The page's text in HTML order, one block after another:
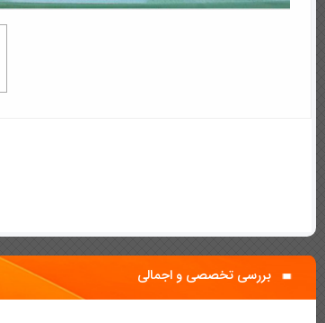
بررسی تخصصی و اجمالی